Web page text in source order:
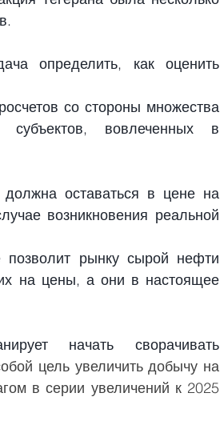
определить, как оценить
со стороны множества
субъектов, вовлеченных в
оставаться в цене на
возникновения реальной
рынку сырой нефти
на цены, а они в настоящее
начать сворачивать
цель увеличить добычу на
в серии увеличений к 2025